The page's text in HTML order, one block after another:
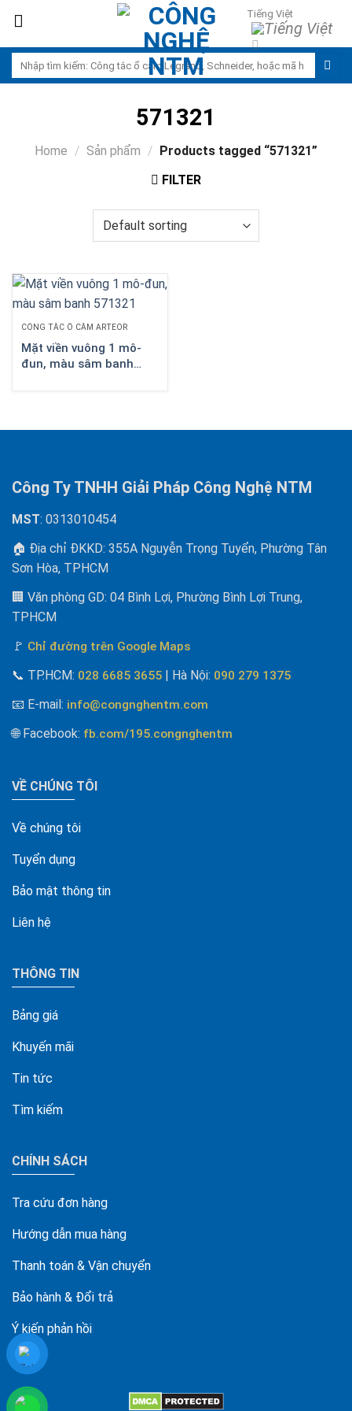
content
Tiếng Việt
Search
for:
571321
Home / Sản phẩm /
Products tagged “571321”
FILTER
CÔNG TẮC Ổ CẮM ARTEOR
Mặt viền vuông 1 mô-
đun, màu sâm banh
Công Ty TNHH Giải Pháp Công Nghệ NTM
MST: 0313010454
🏠 Địa chỉ ĐKKD: 355A Nguyễn Trọng Tuyển, Phường Tân
Sơn Hòa, TPHCM
🏢 Văn phòng GD: 04 Bình Lợi, Phường Bình Lợi Trung,
TPHCM
🚩 Chỉ đường trên Google Maps
📞 TP.HCM: 028 6685 3655 | Hà Nội: 090 279 1375
📧 E-mail : info@congnghentm.com
🌐 Facebook: fb.com/195.congnghentm
VỀ CHÚNG TÔI
Về chúng tôi
Tuyển dụng
Bảo mật thông tin
Liên hệ
THÔNG TIN
Bảng giá
Khuyến mãi
Tin tức
Tìm kiếm
CHÍNH SÁCH
Tra cứu đơn hàng
Hướng dẫn mua hàng
Thanh toán & Vận chuyển
Bảo hành & Đổi trả
Ý kiến phản hồi